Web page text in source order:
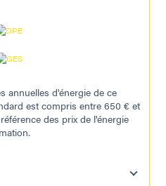
annuelles d'énergie de ce
est compris entre 650 € et
des prix de l'énergie